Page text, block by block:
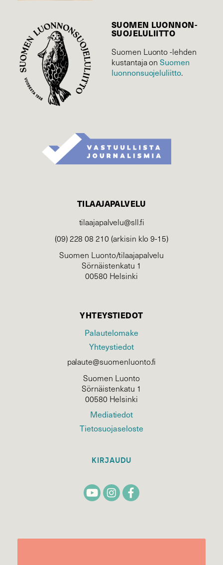
SUOMEN LUONNON­
SUOJELU­LIITTO
Suomen Luonto -lehden
kustantaja onSuomen
luonnonsuojelu­liitto.
TILAAJAPALVELU
tilaajapalvelu@sll.fi
(09) 228 08 210 (arkisin klo 9-15)
Suomen Luonto/tilaajapalvelu
Sörnäistenkatu 1
00580 Helsinki
YHTEYSTIEDOT
Palautelomake
Yhteystiedot
palaute@suomenluonto.fi
Suomen Luonto
Sörnäistenkatu 1
00580 Helsinki
Mediatiedot
Tietosuojaseloste
KIRJAUDU